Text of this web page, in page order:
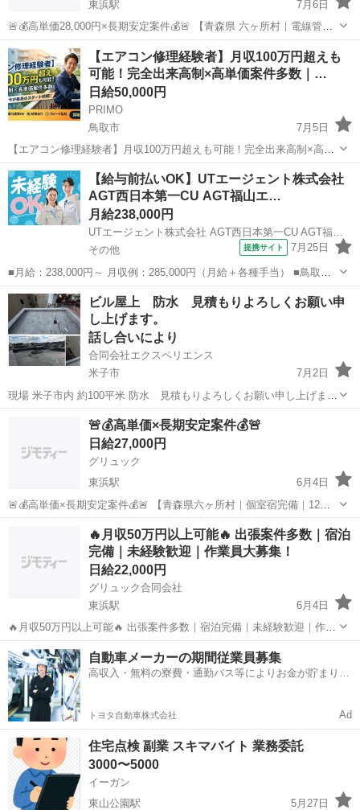
東浜駅
7月6日
🚨💰高単価28,000円×長期安定案件💰🚨 【青森県 六ヶ所村｜電線管敷
設工事｜作業員募集】 📍勤務地 青森県六ヶ所村 📅 工期 2026年8月頃
～長期予定 ※最低4ヶ月勤務できる方 ※長期勤務可能な方...
鳥取 鳥取市 その他 個室
【エアコン修理経験者】月収100万円超えも
可能！完全出来高制×高単価案件多数｜…
日給50,000円
PRIMO
鳥取市
7月5日
【エアコン修理経験者】月収100万円超えも可能！完全出来高制×高単
価案件多数｜夏に向けて今が最高のスタート時期！ 【業務委託】エア
コン修理・メンテナンススタッフ（有経験者） 仕事内容 一般家庭やオ
フィス、店舗におけるエア...
鳥取 鳥取市 建築 出来高制
【給与前払いOK】UTエージェント株式会社
AGT西日本第一CU AGT福山エ…
月給238,000円
UTエージェント株式会社 AGT西日本第一CU AGT福山エリア TV西伯CL 《JAMM2C》
その他
提携サイト 7月25日
■月給：238,000円～ 月収例：285,000円（月給＋各種手当） ■鳥取県
西伯郡南部町 勤務詳細：西伯郡南部町 通勤方法：車/自転車/バイク 最
寄り駅：米子駅から車16分 ※構内の駐車場無料利用OK ■正社員 ■入社
日...
鳥取 その他 加工
ビル屋上 防水 見積もりよろしくお願い申
し上げます。
話し合いにより
合同会社エクスペリエンス
米子市
7月2日
現場 米子市内 約100平米 防水 見積もりよろしくお願い申し上げま
す。 詳しくは問い合わせください TEL 070-2185-4206 TEL 050-3577-
その他
🚨💰高単価×長期安定案件💰🚨
日給27,000円
グリュック
東浜駅
6月4日
🚨💰高単価×長期安定案件💰🚨 【青森県六ヶ所村｜個室宿完備｜12名
募集】 🔥職人単価27,000円！！ 🔥手元作業員24,000円！！ 🏠個室宿
舎完備（宿代無料） 🚗交通費・高速代支給 📅2027年3月頃...
東浜駅 その他 個室
🔥月収50万円以上可能🔥 出張案件多数｜宿泊
完備｜未経験歓迎｜作業員大募集！
日給22,000円
グリュック合同会社
東浜駅
6月4日
🔥月収50万円以上可能🔥 出張案件多数｜宿泊完備｜未経験歓迎｜作業
員大募集！ お世話になっております。 追加募集案件のご案内です。 ■
東京都江東区案件 ・募集人数：1名 ・期間：常駐 ■北海道松前町案...
鳥取 鳥取市 東浜駅 人工
自動車メーカーの期間従業員募集
高収入・無料の寮費・通勤バス等によりお金が貯まりや
トヨタ自動車株式会社 Ad
住宅点検 副業 スキマバイト 業務委託
3000〜5000
イーガン
東山公園駅
5月27日